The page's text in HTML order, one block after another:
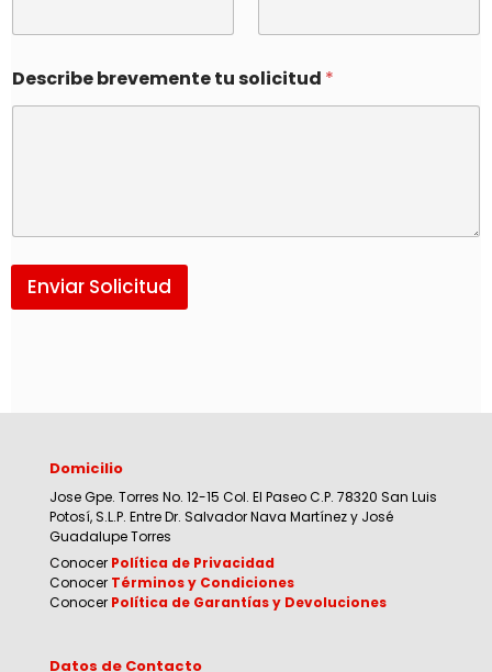
Describe brevemente tu solicitud *
Enviar Solicitud
Domicilio
Jose Gpe. Torres No. 12-15 Col. El Paseo C.P. 78320 San Luis
Potosí, S.L.P. Entre Dr. Salvador Nava Martínez y José
Guadalupe Torres
Conocer Política de Privacidad
Conocer Términos y Condiciones
Conocer Política de Garantías y Devoluciones
Datos de Contacto